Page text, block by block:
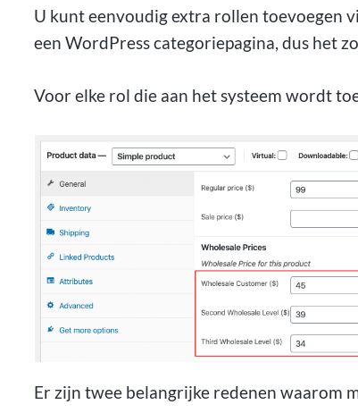
U kunt eenvoudig extra rollen toevoegen
een WordPress categoriepagina, dus het
Voor elke rol die aan het systeem wordt
Er zijn twee belangrijke redenen waarom